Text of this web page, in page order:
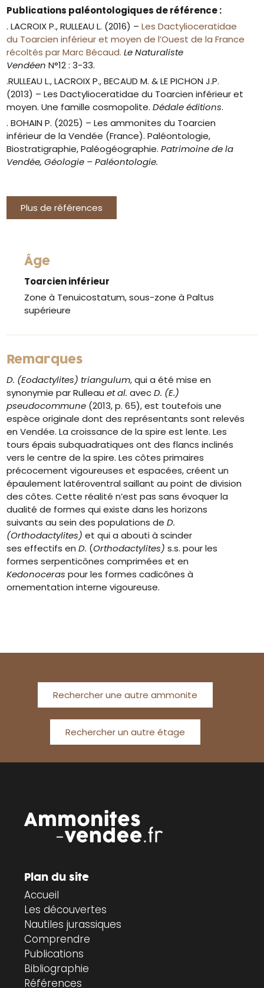
Publications paléontologiques de référence :
. LACROIX P., RULLEAU L. (2016) –Les Dactylioceratidae
du Toarcien inférieur et moyen de l’Ouest de la France
récoltés par Marc Bécaud.Le Naturaliste
Vendéen N°12 : 3-33.
.RULLEAU L., LACROIX P., BECAUD M. & LE PICHON J.P.
(2013) – Les Dactylioceratidae du Toarcien inférieur et
moyen. Une famille cosmopolite.Dédale éditions.
. BOHAIN P. (2025) – Les ammonites du Toarcien
inférieur de la Vendée (France). Paléontologie,
Biostratigraphie, Paléogéographie.Patrimoine de la
Vendée, Géologie – Paléontologie.
Plus de références
Âge
Toarcien inférieur
Zone à Tenuicostatum, sous-zone à Paltus
supérieure
Remarques
D. (Eodactylites) triangulum, qui a été mise en
synonymie par Rulleauet al. avecD. (E.)
pseudocommune (2013, p. 65), est toutefois une
espèce originale dont des représentants sont relevés
en Vendée. La croissance de la spire est lente. Les
tours épais subquadratiques ont des flancs inclinés
vers le centre de la spire. Les côtes primaires
précocement vigoureuses et espacées, créent un
épaulement latéroventral saillant au point de division
des côtes. Cette réalité n’est pas sans évoquer la
dualité de formes qui existe dans les horizons
suivants au sein des populations deD.
(Orthodactylites) et qui a abouti à scinder
ses effectifs enD. (Orthodactylites) s.s. pour les
formes serpenticônes comprimées et en
Kedonoceras pour les formes cadicônes à
ornementation interne vigoureuse.
Rechercher une autre ammonite
Rechercher un autre étage
Plan du site
Accueil
Les découvertes
Nautiles jurassiques
Comprendre
Publications
Bibliographie
Références